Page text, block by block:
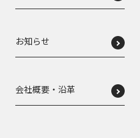
お知らせ
会社概要・沿革